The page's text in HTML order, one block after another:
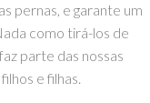
pernas, e garante um
como tirá-los de
parte das nossas
e filhas.